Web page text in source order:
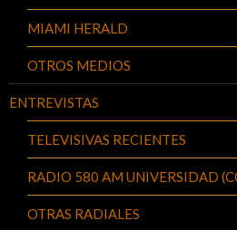
MIAMI HERALD
OTROS MEDIOS
ENTREVISTAS
TELEVISIVAS RECIENTES
RADIO 580 AM UNIVERSIDAD
OTRAS RADIALES